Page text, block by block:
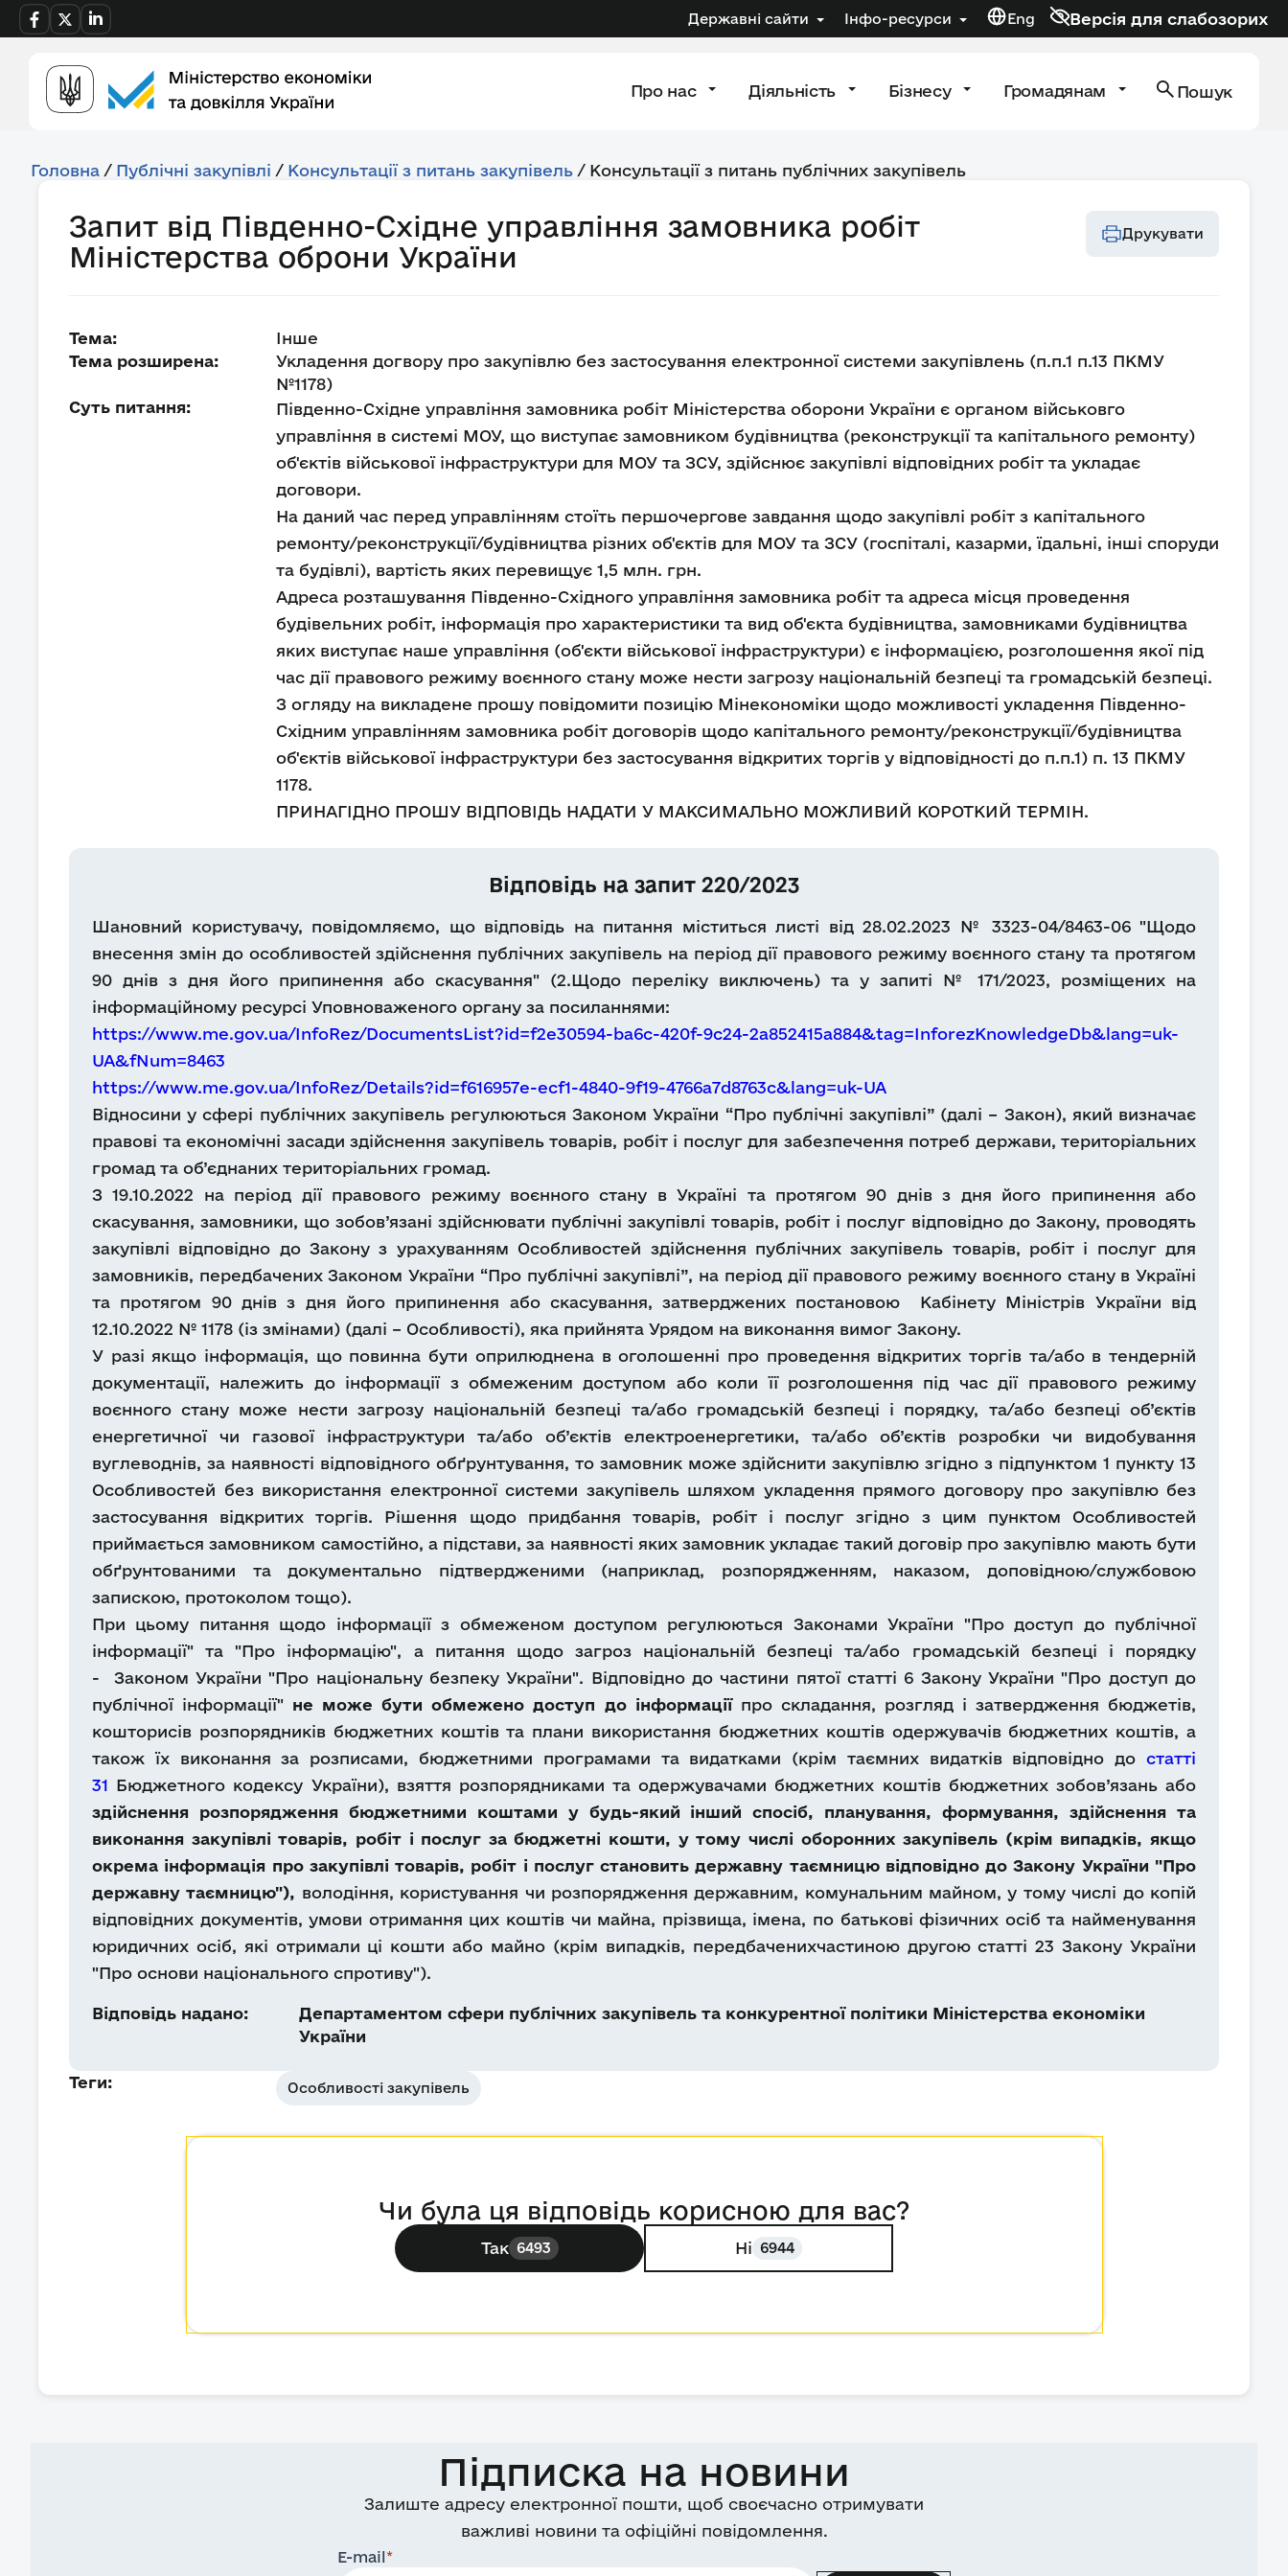
Державні сайти Інфо-ресурси Eng Версія для слабозорих
Про нас Діяльність Бізнесу Громадянам Пошук
Головна / Публічні закупівлі / Консультації з питань закупівель / Консультації з питань публічних закупівель
Запит від Південно-Східне управління замовника робіт
Міністерства оброни України
Друкувати
Тема:
Інше
Тема розширена:
Укладення догвору про закупівлю без застосування електронної системи закупівлень (п.п.1 п.13 ПКМУ
№1178)
Суть питання:
Південно-Східне управління замовника робіт Міністерства оборони України є органом військовго
управління в системі МОУ, що виступає замовником будівництва (реконструкції та капітального ремонту)
об'єктів військової інфраструктури для МОУ та ЗСУ, здійснює закупівлі відповідних робіт та укладає
договори.
На даний час перед управлінням стоїть першочергове завдання щодо закупівлі робіт з капітального
ремонту/реконструкції/будівництва різних об'єктів для МОУ та ЗСУ (госпіталі, казарми, їдальні, інші споруди
та будівлі), вартість яких перевищує 1,5 млн. грн.
Адреса розташування Південно-Східного управління замовника робіт та адреса місця проведення
будівельних робіт, інформація про характеристики та вид об'єкта будівництва, замовниками будівництва
яких виступає наше управління (об'єкти військової інфраструктури) є інформацією, розголошення якої під
час дії правового режиму воєнного стану може нести загрозу національній безпеці та громадській безпеці.
З огляду на викладене прошу повідомити позицію Мінекономіки щодо можливості укладення Південно-
Східним управлінням замовника робіт договорів щодо капітального ремонту/реконструкції/будівництва
об'єктів військової інфраструктури без застосування відкритих торгів у відповідності до п.п.1) п. 13 ПКМУ
1178.
ПРИНАГІДНО ПРОШУ ВІДПОВІДЬ НАДАТИ У МАКСИМАЛЬНО МОЖЛИВИЙ КОРОТКИЙ ТЕРМІН.
Відповідь на запит 220/2023
Шановний користувачу, повідомляємо, що відповідь на питання міститься листі від 28.02.2023 № 3323-04/8463-06 "Щодо
внесення змін до особливостей здійснення публічних закупівель на період дії правового режиму воєнного стану та протягом
90 днів з дня його припинення або скасування" (2.Щодо переліку виключень) та у запиті № 171/2023, розміщених на
інформаційному ресурсі Уповноваженого органу за посиланнями:
https://www.me.gov.ua/InfoRez/DocumentsList?id=f2e30594-ba6c-420f-9c24-2a852415a884&tag=InforezKnowledgeDb&lang=uk-
UA&fNum=8463
https://www.me.gov.ua/InfoRez/Details?id=f616957e-ecf1-4840-9f19-4766a7d8763c&lang=uk-UA
Відносини у сфері публічних закупівель регулюються Законом України “Про публічні закупівлі” (далі – Закон), який визначає
правові та економічні засади здійснення закупівель товарів, робіт і послуг для забезпечення потреб держави, територіальних
громад та об’єднаних територіальних громад.
З 19.10.2022 на період дії правового режиму воєнного стану в Україні та протягом 90 днів з дня його припинення або
скасування, замовники, що зобов’язані здійснювати публічні закупівлі товарів, робіт і послуг відповідно до Закону, проводять
закупівлі відповідно до Закону з урахуванням Особливостей здійснення публічних закупівель товарів, робіт і послуг для
замовників, передбачених Законом України “Про публічні закупівлі”, на період дії правового режиму воєнного стану в Україні
та протягом 90 днів з дня його припинення або скасування, затверджених постановою Кабінету Міністрів України від
12.10.2022 № 1178 (із змінами) (далі – Особливості), яка прийнята Урядом на виконання вимог Закону.
У разі якщо інформація, що повинна бути оприлюднена в оголошенні про проведення відкритих торгів та/або в тендерній
документації, належить до інформації з обмеженим доступом або коли її розголошення під час дії правового режиму
воєнного стану може нести загрозу національній безпеці та/або громадській безпеці і порядку, та/або безпеці об’єктів
енергетичної чи газової інфраструктури та/або об’єктів електроенергетики, та/або об’єктів розробки чи видобування
вуглеводнів, за наявності відповідного обґрунтування, то замовник може здійснити закупівлю згідно з підпунктом 1 пункту 13
Особливостей без використання електронної системи закупівель шляхом укладення прямого договору про закупівлю без
застосування відкритих торгів. Рішення щодо придбання товарів, робіт і послуг згідно з цим пунктом Особливостей
приймається замовником самостійно, а підстави, за наявності яких замовник укладає такий договір про закупівлю мають бути
обґрунтованими та документально підтвердженими (наприклад, розпорядженням, наказом, доповідною/службовою
запискою, протоколом тощо).
При цьому питання щодо інформації з обмеженом доступом регулюються Законами України "Про доступ до публічної
інформації" та "Про інформацію", а питання щодо загроз національній безпеці та/або громадській безпеці і порядку
- Законом України "Про національну безпеку України". Відповідно до частини пятої статті 6 Закону України "Про доступ до
публічної інформації" не може бути обмежено доступ до інформаціїпро складання, розгляд і затвердження бюджетів,
кошторисів розпорядників бюджетних коштів та плани використання бюджетних коштів одержувачів бюджетних коштів, а
також їх виконання за розписами, бюджетними програмами та видатками (крім таємних видатків відповідно до статті
31 Бюджетного кодексу України), взяття розпорядниками та одержувачами бюджетних коштів бюджетних зобов’язань або
здійснення розпорядження бюджетними коштами у будь-який інший спосіб, планування, формування, здійснення та
виконання закупівлі товарів, робіт і послуг за бюджетні кошти, у тому числі оборонних закупівель (крім випадків, якщо
окрема інформація про закупівлі товарів, робіт і послуг становить державну таємницю відповідно до Закону України "Про
державну таємницю"), володіння, користування чи розпорядження державним, комунальним майном, у тому числі до копій
відповідних документів, умови отримання цих коштів чи майна, прізвища, імена, по батькові фізичних осіб та найменування
юридичних осіб, які отримали ці кошти або майно (крім випадків, передбаченихчастиною другою статті 23 Закону України
"Про основи національного спротиву").
Відповідь надано:
Департаментом сфери публічних закупівель та конкурентної політики Міністерства економіки
України
Теги: Особливості закупівель
Чи була ця відповідь корисною для вас?
Так 6493 Ні 6944
Підписка на новини
Залиште адресу електронної пошти, щоб своєчасно отримувати
важливі новини та офіційні повідомлення.
E-mail*